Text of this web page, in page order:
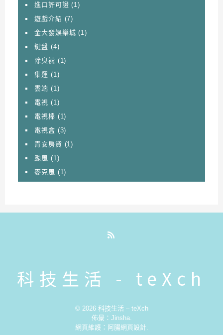
進口許可證 (1)
遊戲介紹 (7)
金大發娛樂城 (1)
鍵盤 (4)
除臭襪 (1)
集運 (1)
雲端 (1)
電視 (1)
電視棒 (1)
電視盒 (3)
青安房貸 (1)
颱風 (1)
麥克風 (1)
科技生活 - teXch
© 2026 科技生活 – teXch
佈景： Jinsha.
網頁維護： 阿腸網頁設計.